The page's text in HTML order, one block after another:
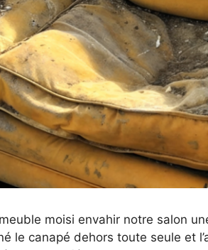
moisi envahir notre salon
le canapé dehors toute seule et